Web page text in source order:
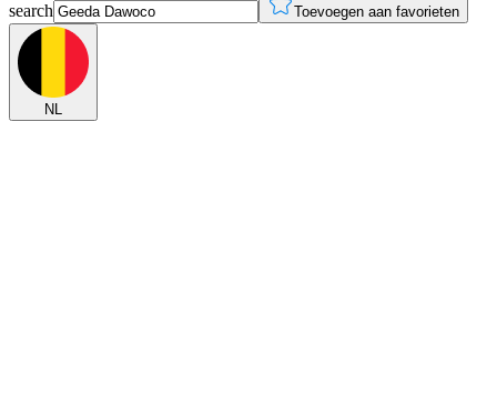
search Toevoegen aan favorieten
NL